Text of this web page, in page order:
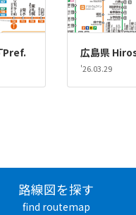
Pref. 広島県
'26.03.29
路線図を探す
find routemap